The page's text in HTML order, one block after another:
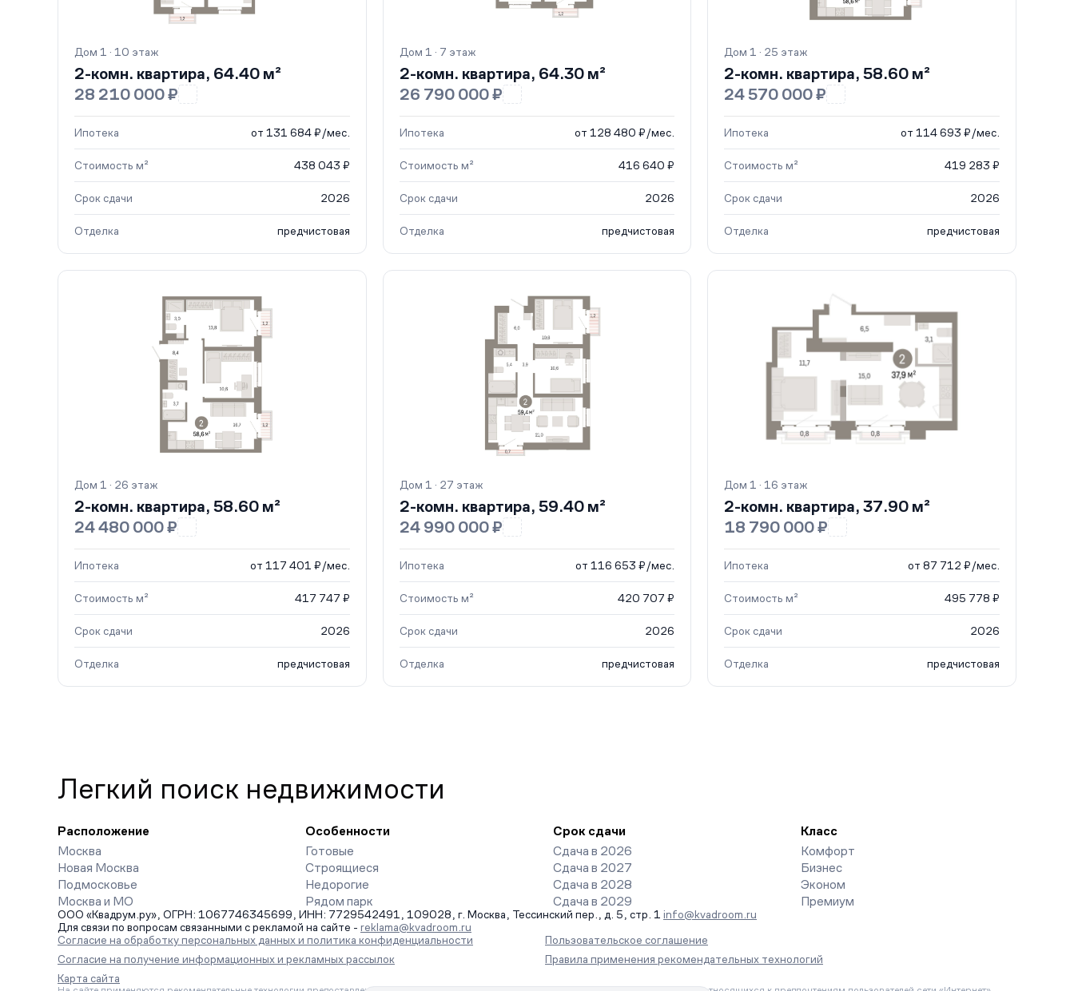
Дом 1 · 10 этаж
2-комн. квартира, 64.40 м²
28 210 000 ₽
Ипотека от 131 684 ₽/мес.
Стоимость м² 438 043 ₽
Срок сдачи 2026
Отделка предчистовая
Дом 1 · 7 этаж
2-комн. квартира, 64.30 м²
26 790 000 ₽
Ипотека от 128 480 ₽/мес.
Стоимость м² 416 640 ₽
Срок сдачи 2026
Отделка предчистовая
Дом 1 · 25 этаж
2-комн. квартира, 58.60 м²
24 570 000 ₽
Ипотека от 114 693 ₽/мес.
Стоимость м² 419 283 ₽
Срок сдачи 2026
Отделка предчистовая
Дом 1 · 26 этаж
2-комн. квартира, 58.60 м²
24 480 000 ₽
Ипотека от 117 401 ₽/мес.
Стоимость м² 417 747 ₽
Срок сдачи 2026
Отделка предчистовая
Дом 1 · 27 этаж
2-комн. квартира, 59.40 м²
24 990 000 ₽
Ипотека от 116 653 ₽/мес.
Стоимость м² 420 707 ₽
Срок сдачи 2026
Отделка предчистовая
Дом 1 · 16 этаж
2-комн. квартира, 37.90 м²
18 790 000 ₽
Ипотека от 87 712 ₽/мес.
Стоимость м² 495 778 ₽
Срок сдачи 2026
Отделка предчистовая
Легкий поиск недвижимости
Расположение
Москва
Новая Москва
Подмосковье
Москва и МО
Особенности
Готовые
Строящиеся
Недорогие
Рядом парк
Срок сдачи
Сдача в 2026
Сдача в 2027
Сдача в 2028
Сдача в 2029
Класс
Комфорт
Бизнес
Эконом
Премиум
ООО «Квадрум.ру», ОГРН: 1067746345699, ИНН: 7729542491, 109028, г. Москва, Тессинский пер., д. 5, стр. 1 info@kvadroom.ru
Для связи по вопросам связанными с рекламой на сайте - reklama@kvadroom.ru
Согласие на обработку персональных данных и политика конфиденциальности
Пользовательское соглашение
Согласие на получение информационных и рекламных рассылок
Правила применения рекомендательных технологий
Карта сайта